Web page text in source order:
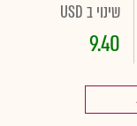
שינוי ב USD
9.40